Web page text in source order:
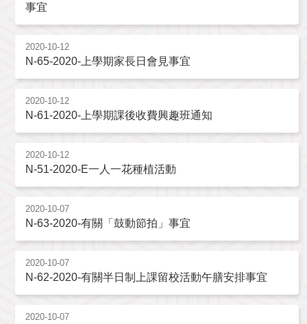
事宜
2020-10-12
N-65-2020-上學期家長日會見事宜
2020-10-12
N-61-2020-上學期課後收費興趣班通知
2020-10-12
N-51-2020-E一人一花種植活動
2020-10-07
N-63-2020-有關「鼓動節拍」事宜
2020-10-07
N-62-2020-有關半日制上課留校活動午膳安排事宜
2020-10-07